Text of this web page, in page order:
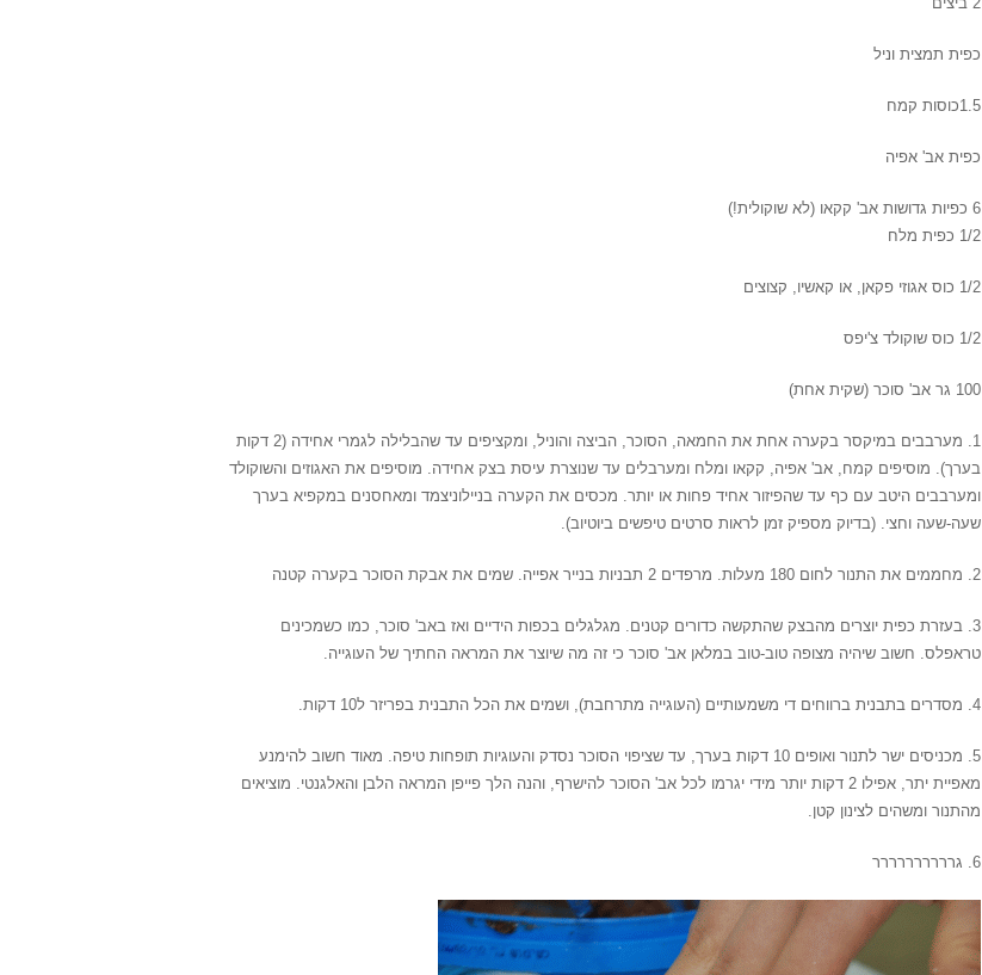
כפית תמצית וניל
1.5כוסות קמח
כפית אב' אפיה
6 כפיות גדושות אב' קקאו (לא שוקולית!)
1/2 כפית מלח
1/2 כוס אגוזי פקאן, או קאשיו, קצוצים
1/2 כוס שוקולד צ'יפס
100 גר אב' סוכר (שקית אחת)
1. מערבבים במיקסר בקערה אחת את החמאה, הסוכר, הביצה והוניל, ומקציפים עד שהבלילה לגמרי אחידה (2 דקות
בערך). מוסיפים קמח, אב' אפיה, קקאו ומלח ומערבלים עד שנוצרת עיסת בצק אחידה. מוסיפים את האגוזים והשוקולד
ומערבבים היטב עם כף עד שהפיזור אחיד פחות או יותר. מכסים את הקערה בניילוניצמד ומאחסנים במקפיא בערך
שעה-שעה וחצי. (בדיוק מספיק זמן לראות סרטים טיפשים ביוטיוב).
2. מחממים את התנור לחום 180 מעלות. מרפדים 2 תבניות בנייר אפייה. שמים את אבקת הסוכר בקערה קטנה
3. בעזרת כפית יוצרים מהבצק שהתקשה כדורים קטנים. מגלגלים בכפות הידיים ואז באב' סוכר, כמו כשמכינים
טראפלס. חשוב שיהיה מצופה טוב-טוב במלאן אב' סוכר כי זה מה שיוצר את המראה החתיך של העוגייה.
4. מסדרים בתבנית ברווחים די משמעותיים (העוגייה מתרחבת), ושמים את הכל התבנית בפריזר ל10 דקות.
5. מכניסים ישר לתנור ואופים 10 דקות בערך, עד שציפוי הסוכר נסדק והעוגיות תופחות טיפה. מאוד חשוב להימנע
מאפיית יתר, אפילו 2 דקות יותר מידי יגרמו לכל אב' הסוכר להישרף, והנה הלך פייפן המראה הלבן והאלגנטי. מוציאים
מהתנור ומשהים לצינון קטן.
6. גרררררררררר